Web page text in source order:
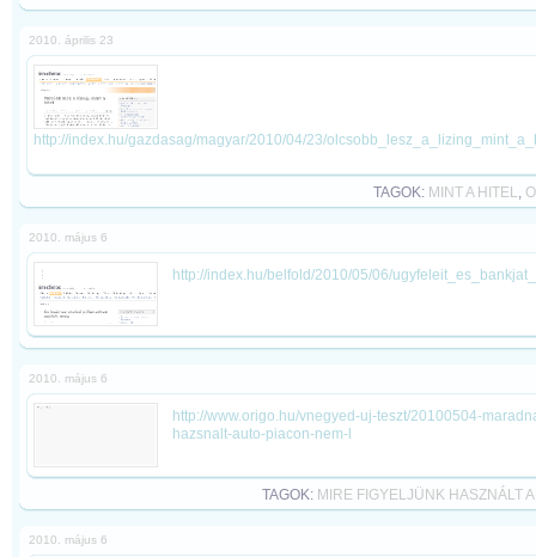
2010. április 23
http://index.hu/gazdasag/magyar/2010/04/23/
TAGOK: MINT A HITEL,
2010. május 6
http://index.hu/belfold/2010/05/06/
2010. május 6
http://www.origo.hu/vnegyed-uj-teszt/20100504-
hazsnalt-auto-piacon-nem-l
TAGOK: MIRE FIGYELJÜNK HASZNÁLT
2010. május 6